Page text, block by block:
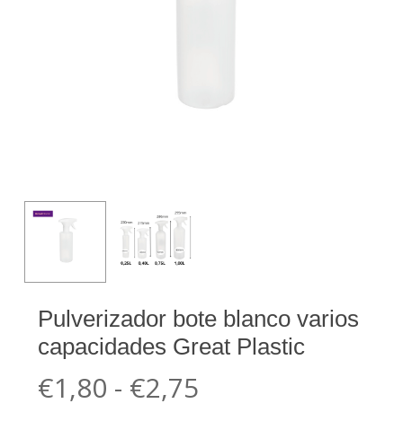
Pulverizador bote blanco varios
capacidades Great Plastic
€1,80 - €2,75Rango